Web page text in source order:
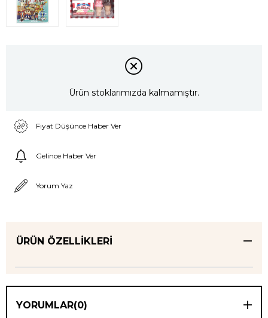
Ürün stoklarımızda kalmamıştır.
Fiyat Düşünce Haber Ver
Gelince Haber Ver
Yorum Yaz
ÜRÜN ÖZELLIKLERI
YORUMLAR(0)